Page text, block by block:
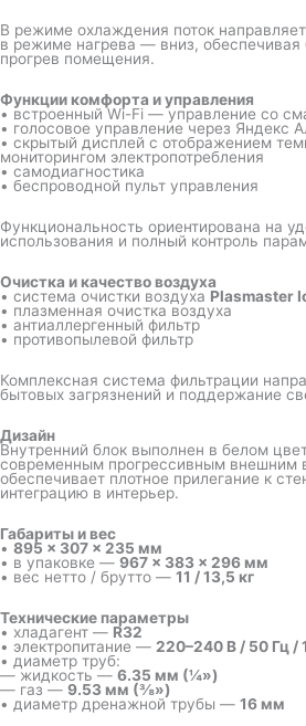
В режиме охлаждения поток
в режиме нагрева — вниз,
прогрев помещения.
Функции комфорта и управления
• встроенный Wi-Fi — управление со
• голосовое управление через Яндекс
• скрытый дисплей с отображением
мониторингом электропотребления
• самодиагностика
• беспроводной пульт управления
Функциональность ориентирована на
использования и полный контроль
Очистка и качество воздуха
• система очистки воздуха Plasmaster
• плазменная очистка воздуха
• антиаллергенный фильтр
• противопылевой фильтр
Комплексная система фильтрации
бытовых загрязнений и поддержание
Дизайн
Внутренний блок выполнен в белом
современным прогрессивным внешним
обеспечивает плотное прилегание к
интеграцию в интерьер.
Габариты и вес
• 895 × 307 × 235 мм
• в упаковке — 967 × 383 × 296 мм
• вес нетто / брутто — 11 / 13,5 кг
Технические параметры
• хладагент — R32
• электропитание — 220–240 В / 50 Гц /
• диаметр труб:
— жидкость — 6.35 мм (¼»)
— газ — 9.53 мм (⅜»)
• диаметр дренажной трубы — 16 мм